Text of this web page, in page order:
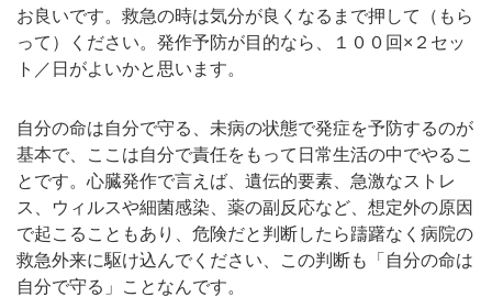
お良いです。救急の時は気分が良くなるまで押して（もら
って）ください。発作予防が目的なら、１００回×２セッ
ト／日がよいかと思います。
自分の命は自分で守る、未病の状態で発症を予防するのが
基本で、ここは自分で責任をもって日常生活の中でやるこ
とです。心臓発作で言えば、遺伝的要素、急激なストレ
ス、ウィルスや細菌感染、薬の副反応など、想定外の原因
で起こることもあり、危険だと判断したら躊躇なく病院の
救急外来に駆け込んでください、この判断も「自分の命は
自分で守る」ことなんです。